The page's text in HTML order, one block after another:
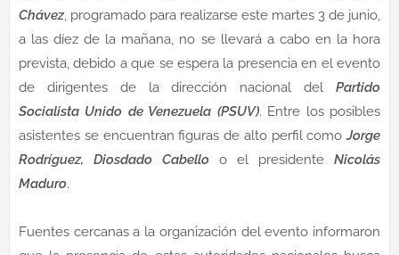
Chávez, programado para realizarse este martes 3 de junio,
a las díez de la mañana, no se llevará a cabo en la hora
prevista, debido a que se espera la presencia en el evento
de dirigentes de la dirección nacional del Partido
Socialista Unido de Venezuela (PSUV). Entre los posibles
asistentes se encuentran figuras de alto perfil comoJorge
Rodríguez, Diosdado Cabello o el presidente Nicolás
Maduro.
Fuentes cercanas a la organización del evento informaron